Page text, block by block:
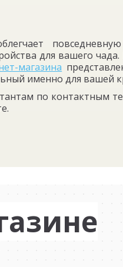
для вашего
магазина
именно для вашей
по контактным